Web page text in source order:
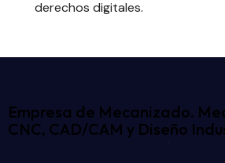
derechos digitales.
Empresa de Mecanizado.
CNC, CAD/CAM y Diseño